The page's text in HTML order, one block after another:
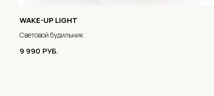
WAKE-UP LIGHT
Световой будильник
9 990 РУБ.